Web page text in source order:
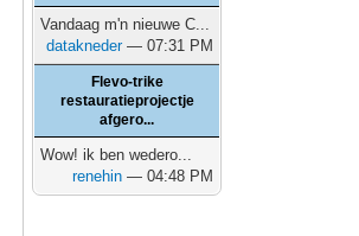
Vandaag m'n nieuwe C...
datakneder— 07:31 PM
Flevo-trike
restauratieprojectje
afgero...
Wow! ik ben wedero...
renehin — 04:48 PM